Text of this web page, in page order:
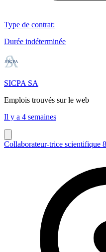
Type de contrat:
Durée indéterminée
SICPA SA
Emplois trouvés sur le web
Il y a 4 semaines
Collaborateur-trice scientifique